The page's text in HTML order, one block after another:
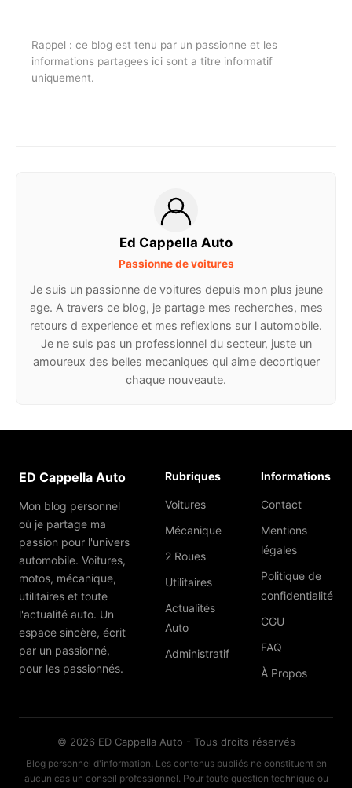
Rappel : ce blog est tenu par un passionne et les
informations partagees ici sont a titre informatif
uniquement.
Ed Cappella Auto
Passionne de voitures
Je suis un passionne de voitures depuis mon plus jeune
age. A travers ce blog, je partage mes recherches, mes
retours d experience et mes reflexions sur l automobile.
Je ne suis pas un professionnel du secteur, juste un
amoureux des belles mecaniques qui aime decortiquer
chaque nouveaute.
ED Cappella Auto
Mon blog personnel
où je partage ma
passion pour l'univers
automobile. Voitures,
motos, mécanique,
utilitaires et toute
l'actualité auto. Un
espace sincère, écrit
par un passionné,
pour les passionnés.
Rubriques
Voitures
Mécanique
2 Roues
Utilitaires
Actualités
Auto
Administratif
Informations
Contact
Mentions
légales
Politique de
confidentialité
CGU
FAQ
À Propos
© 2026 ED Cappella Auto - Tous droits réservés
Blog personnel d'information. Les contenus publiés ne constituent en
aucun cas un conseil professionnel. Pour toute question technique ou